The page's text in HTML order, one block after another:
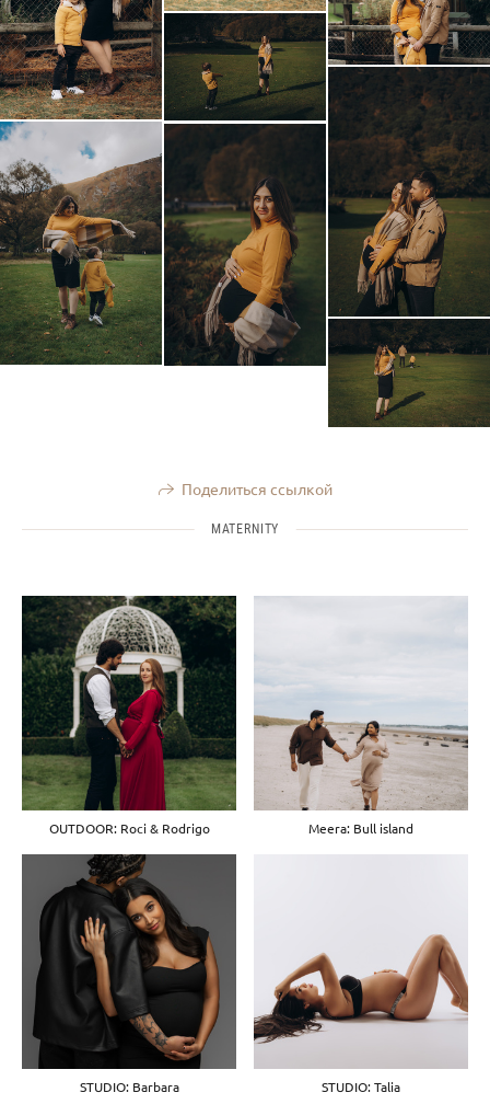
Поделиться ссылкой
MATERNITY
OUTDOOR: Roci & Rodrigo Meera: Bull island
STUDIO: Barbara STUDIO: Talia